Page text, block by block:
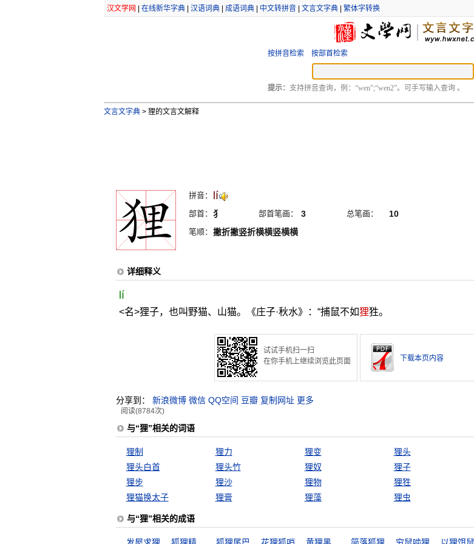
汉文学网 在线新华字典| 汉语词典| 成语词典| 中文转拼音| 文言文字典| 繁体字转换
按拼音检索 按部首检索
提示： 支持拼音查询，例：“wen”;“wen2”。可手写输入查询 。
文言文字典 >狸的文言文解释
拼音： lí
部首： 犭 部首笔画： 3 总笔画： 10
笔顺： 撇折撇竖折横横竖横横
详细释义
lí
<名>狸子，也叫野猫、山猫。《庄子·秋水》：“捕鼠不如狸狌。
试试手机扫一扫
在你手机上继续浏览此页面
下载本页内容
分享到： 新浪微博 微信 QQ空间 豆瓣 复制网址 更多
阅读(8784次)
与“狸”相关的词语
狸制 狸力 狸变 狸头
狸头白首
狸头竹 狸奴 狸子
狸步
狸沙 狸物 狸狌
狸猫换太子
狸膏 狸藻 狸虫
与“狸”相关的成语